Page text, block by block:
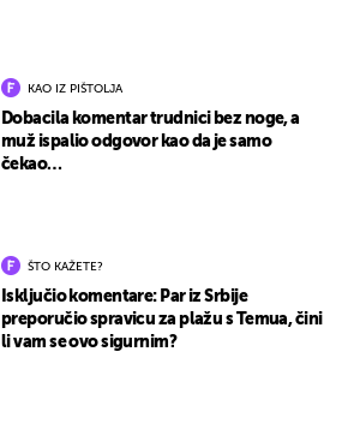
KAO IZ PIŠTOLJA
Dobacila komentar trudnici bez noge, a
muž ispalio odgovor kao da je samo
čekao…
ŠTO KAŽETE?
Isključio komentare: Par iz Srbije
preporučio spravicu za plažu s Temua, čini
li vam se ovo sigurnim?